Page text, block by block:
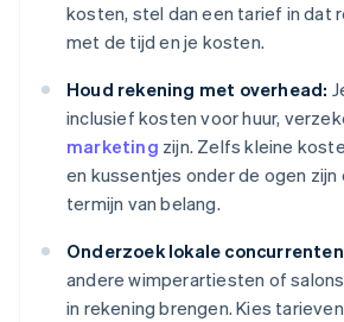
kosten, stel dan een tarief in dat
met de tijd en je kosten.
Houd rekening met overhead:
inclusief kosten voor huur,
marketing zijn. Zelfs kleine
en kussentjes onder de ogen zijn
termijn van belang.
Onderzoek lokale
andere wimperartiesten of
in rekening brengen. Kies